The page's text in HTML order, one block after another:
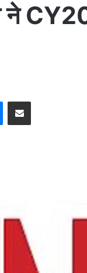
ने
Messenger
Share via Email